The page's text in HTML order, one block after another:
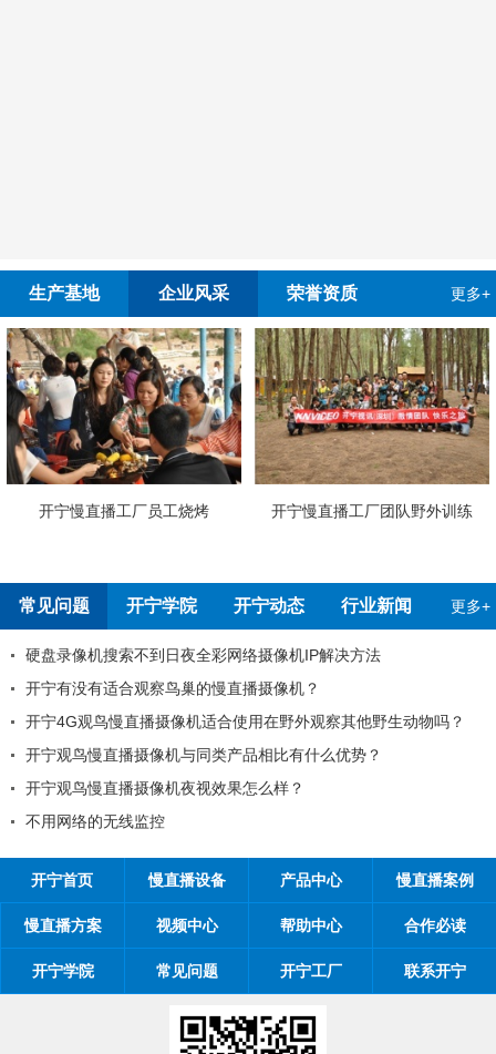
生产基地 企业风采 荣誉资质 更多+
开宁慢直播工厂团队野外训练
常见问题 开宁学院 开宁动态 行业新闻 更多+
夜全彩网络摄像机IP解决方法
巢的慢直播摄像机？
机适合使用在野外观察其他野生动物吗？
与同类产品相比有什么优势？
夜视效果怎么样？
开宁慢直播厂家告诉
工程商如何制定营销
工程商如何1年收入
开宁首页 慢直播设备 产品中心 慢直播案例
慢直播方案 视频中心 帮助中心 合作必读
开宁学院 常见问题 开宁工厂 联系开宁